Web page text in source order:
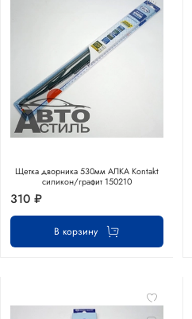
Щетка дворника 530мм АЛКА Kontakt
силикон/графит 150210
310 ₽
В корзину